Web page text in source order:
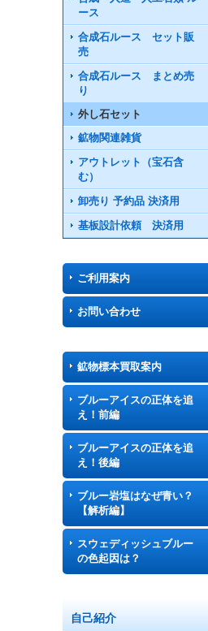
ース
合成石ルース セット販
売
合成石ルース まとめ売
り
外し石セット
鉱物関連雑貨
アウトレット（宝石含
む）
卸売り 予約品 決済用
基板設計依頼 決済用
ご利用案内
お問い合わせ
鉱物標本買取案内
ブルーアイスの正体を追
え！前編
ブルーアイスの正体を追
え！後編
ブルー岩塩はなぜ青い？
【解析編】
スウェディッシュブルー
の色起因は？
自己紹介